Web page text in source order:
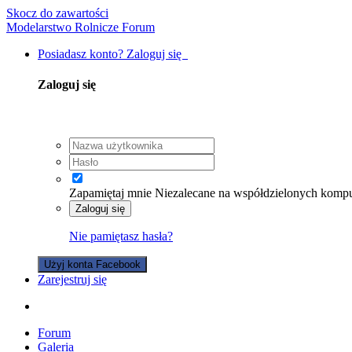
Skocz do zawartości
Modelarstwo Rolnicze Forum
Posiadasz konto? Zaloguj się
Zaloguj się
Zapamiętaj mnie Niezalecane na współdzielonych
Zaloguj się
Nie pamiętasz hasła?
Użyj konta Facebook
Zarejestruj się
Forum
Galeria